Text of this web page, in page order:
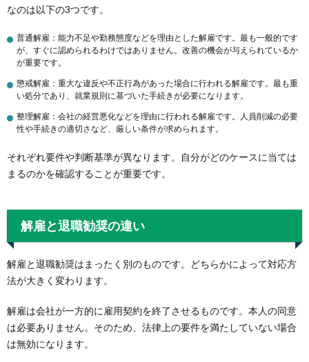
なのは以下の3つです。
普通解雇：能力不足や勤務態度などを理由とした解雇です。最も一般的です
が、すぐに認められるわけではありません。改善の機会が与えられているか
が重要です。
懲戒解雇：重大な違反や不正行為があった場合に行われる解雇です。最も重
い処分であり、就業規則に基づいた手続きが必要になります。
整理解雇：会社の経営悪化などを理由に行われる解雇です。人員削減の必要
性や手続きの適切さなど、厳しい条件が求められます。
それぞれ要件や判断基準が異なります。自分がどのケースに当ては
まるのかを確認することが重要です。
解雇と退職勧奨の違い
解雇と退職勧奨はまったく別のものです。どちらかによって対応方
法が大きく変わります。
解雇は会社が一方的に雇用契約を終了させるものです。本人の同意
は必要ありません。そのため、法律上の要件を満たしていない場合
は無効になります。